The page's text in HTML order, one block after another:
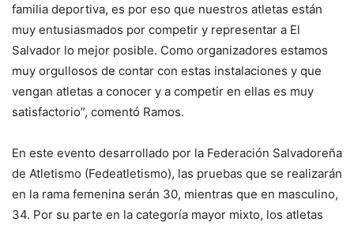
familia deportiva, es por eso que nuestros atletas están
muy entusiasmados por competir y representar a El
Salvador lo mejor posible. Como organizadores estamos
muy orgullosos de contar con estas instalaciones y que
vengan atletas a conocer y a competir en ellas es muy
satisfactorio”, comentó Ramos.
En este evento desarrollado por la Federación Salvadoreña
de Atletismo (Fedeatletismo), las pruebas que se realizarán
en la rama femenina serán 30, mientras que en masculino,
34. Por su parte en la categoría mayor mixto, los atletas